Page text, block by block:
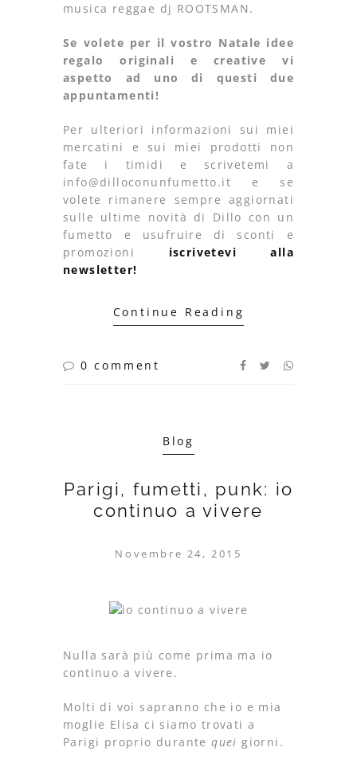
musica reggae dj ROOTSMAN.
Se volete per il vostro Natale idee
regalo originali e creative vi
aspetto ad uno di questi due
appuntamenti!
Per ulteriori informazioni sui miei
mercatini e sui miei prodotti non
fate i timidi e scrivetemi a
info@dilloconunfumetto.it e se
volete rimanere sempre aggiornati
sulle ultime novità di Dillo con un
fumetto e usufruire di sconti e
promozioni iscrivetevi alla
newsletter!
Continue Reading
0 comment
Blog
Parigi, fumetti, punk: io
continuo a vivere
Novembre 24, 2015
Nulla sarà più come prima ma io
continuo a vivere.
Molti di voi sapranno che io e mia
moglie Elisa ci siamo trovati a
Parigi proprio durantequei giorni.